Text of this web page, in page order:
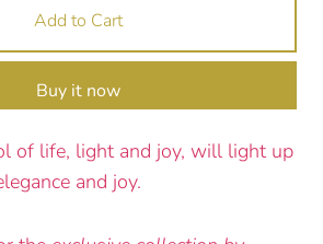
Add to Cart
Buy it now
of life, light and joy, will light up
and joy.